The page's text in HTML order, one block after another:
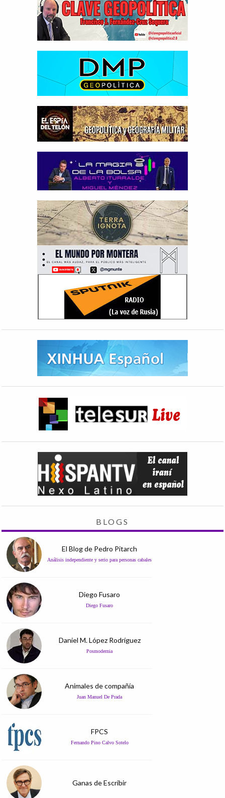
BLOGS
El Blog de Pedro Pitarch
Análisis independiente y serio para personas cabales
Diego Fusaro
Diego Fusaro
Daniel M. López Rodríguez
Posmodernia
Animales de compañía
Juan Manuel De Prada
FPCS
Fernando Pino Calvo Sotelo
Ganas de Escribir